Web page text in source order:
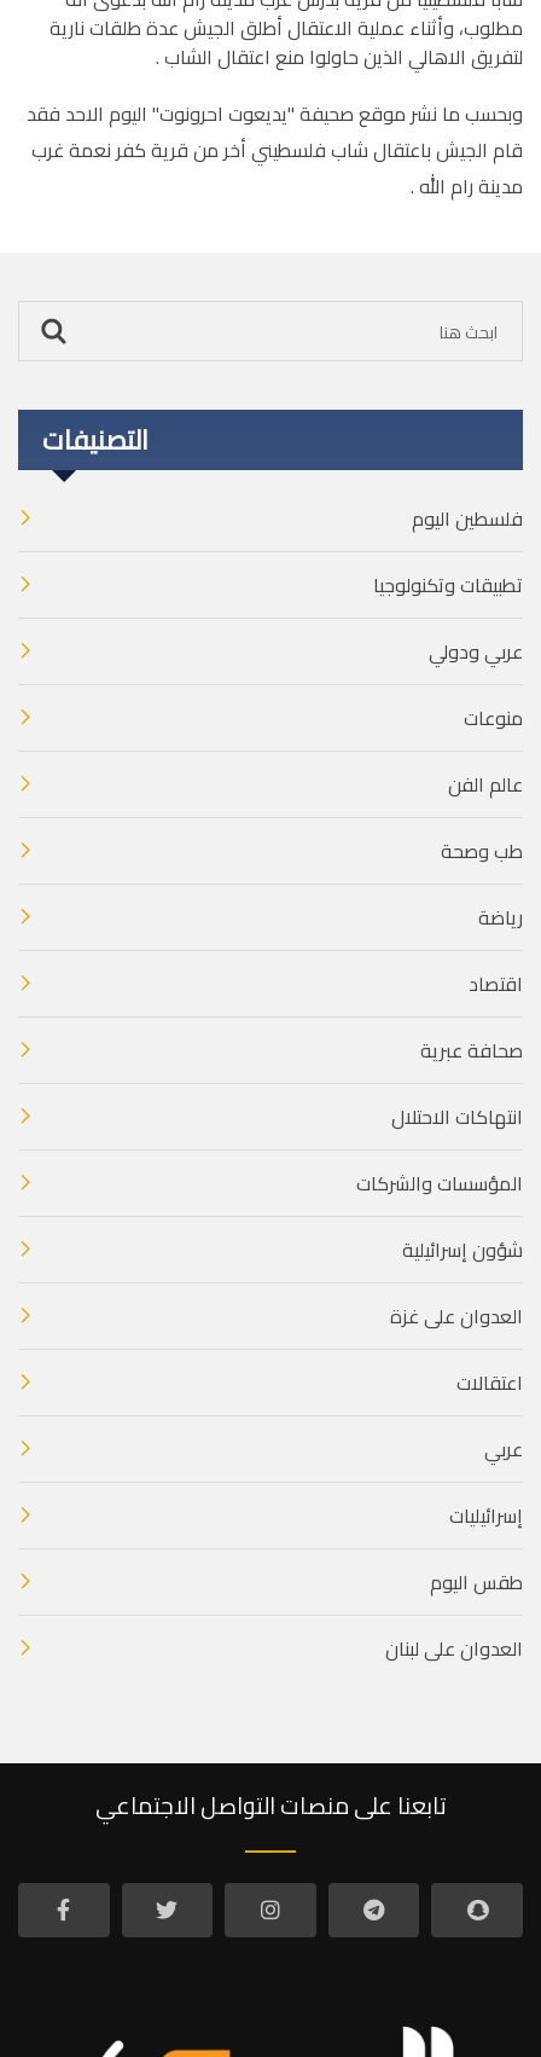
مطلوب، وأثناء عملية الاعتقال أطلق الجيش عدة طلقات نارية
لتفريق الاهالي الذين حاولوا منع اعتقال الشاب .
وبحسب ما نشر موقع صحيفة "يديعوت احرونوت" اليوم الاحد فقد
قام الجيش باعتقال شاب فلسطيني أخر من قرية كفر نعمة غرب
مدينة رام الله .
التصنيفات
فلسطين اليوم
تطبيقات وتكنولوجيا
عربي ودولي
منوعات
عالم الفن
طب وصحة
رياضة
اقتصاد
صحافة عبرية
انتهاكات الاحتلال
المؤسسات والشركات
شؤون إسرائيلية
العدوان على غزة
اعتقالات
عربي
إسرائيليات
طقس اليوم
العدوان على لبنان
تابعنا على منصات التواصل الاجتماعي